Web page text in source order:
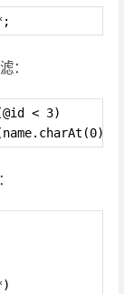
：
< 3)